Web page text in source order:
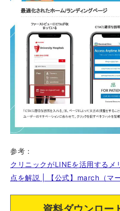
参考：
クリニックがLINEを活用するメ
点を解説 | 【公式】march（マー